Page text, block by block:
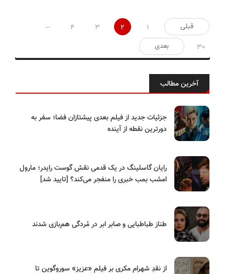
صفحه‌بندی
نوشته‌ها
قبلی 1
2
3
4
…
30
بعدی
آخرین مطالب
جزئیات جدید از فیلم بعدی پیشتازان فضا؛ سفر به
دورترین نقطه از آینده
رایان گاسلینگ در یک قدمی نقش گوست رایدر؛ مارول
امشب بمب خبری را منفجر می‌کند؟ [تایید شد]
طناز طباطبایی و صابر ابر در مُردگی هم‌بازی شدند
از نقدِ شهرام مکری بر فیلم «عزیز» سوروگوین تا